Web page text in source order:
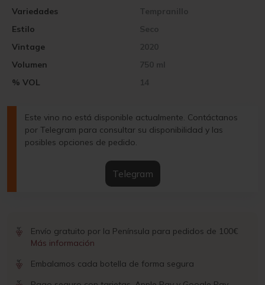
Vintage 2020
Volumen 750 ml
% VOL 14
Variedades Tempranillo
Estilo Seco
Este vino no está disponible actualmente. Contáctanos
por Telegram para consultar su disponibilidad y las
posibles opciones de pedido.
Telegram
Envío gratuito por la Península para pedidos de 100€
Más información
Embalamos cada botella de forma segura